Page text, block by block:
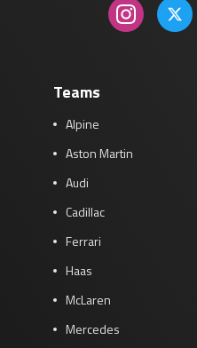
Teams
Alpine
Aston Martin
Audi
Cadillac
Ferrari
Haas
McLaren
Mercedes